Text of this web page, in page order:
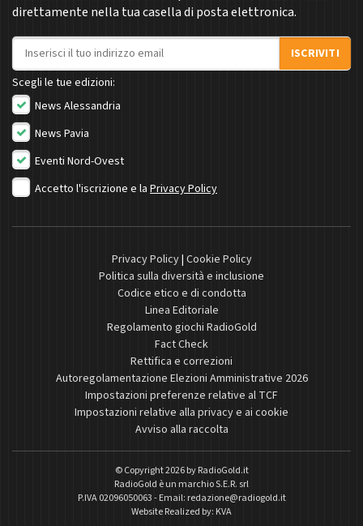
direttamente nella tua casella di posta elettronica.
Indirizzo email
ISCRIVITI
Scegli le tue edizioni:
News Alessandria
News Pavia
Eventi Nord-Ovest
Accetto l'iscrizione e la Privacy Policy
Privacy Policy| Cookie Policy
Politica sulla diversità e inclusione
Codice etico e di condotta
Linea Editoriale
Regolamento giochi RadioGold
Fact Check
Rettifica e correzioni
Autoregolamentazione Elezioni Amministrative 2026
Impostazioni preferenze relative al TCF
Impostazioni relative alla privacy e ai cookie
Avviso alla raccolta
© Copyright 2026 byRadioGold.it
RadioGold è un marchio S.E.R. srl
P.IVA 02096050063 - Email: redazione@radiogold.it
Website Realized by: KVA